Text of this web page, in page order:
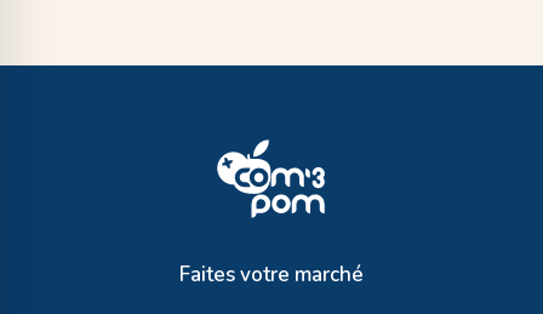
Faites votre marché